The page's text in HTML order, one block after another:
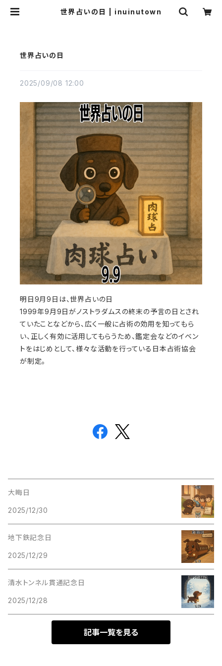
世界占いの日 | inuinutown
世界占いの日
2025/09/08 12:00
明日9月9日は、世界占いの日
1999年9月9日がノストラダムスの終末の予言の日とされ
ていたことなどから、広く一般に占術の効用を知ってもら
い、正しく有効に活用してもらうため、鑑定会などのイベン
トをはじめとして、様々な活動を行っている日本占術協会
が制定。
大晦日
2025/12/30
地下鉄記念日
2025/12/29
清水トンネル貫通記念日
2025/12/28
記事一覧を見る